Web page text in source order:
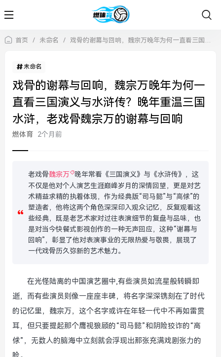
首页 / 未命名 / 戏骨的谢幕与回响，魏宗万晚年为何一直看三国演义与水浒传？晚年重温三国水浒，老戏骨魏宗万的谢幕与回响
未命名
戏骨的谢幕与回响，魏宗万晚年为何一
直看三国演义与水浒传？晚年重温三国
水浒，老戏骨魏宗万的谢幕与回响
燃体育 2个月前
老戏骨魏宗万
晚年常看《三国演义》与《水浒传》，这
不仅是他对个人演艺生涯巅峰岁月的深情回望，更是对艺
术精益求精的执着体现，作为经典版“司马懿”与“高俅”的
塑造者，他将这两个角色深深印入观众记忆，反复观看这
些经典，既是老艺术家对过往表演细节的复盘与品味，也
是对当今快餐式影视创作的一种无声回应，这种“谢幕与
回响”，彰显了他对表演事业的无限热爱与敬畏，展现了
一代戏骨历久弥新的艺术魅力。
在光怪陆离的中国演艺圈中,有些演员如流星般转瞬即
逝，而有些演员则像一座座丰碑，将名字深深镌刻在了时代
的记忆里，魏宗万，这个名字或许在年轻一代中不再如雷贯
耳，但只要提起那个鹰视狼顾的“司马懿”和阴险狡诈的“高
俅”，无数人的脑海中立刻就会浮现出那张充满戏剧张力的